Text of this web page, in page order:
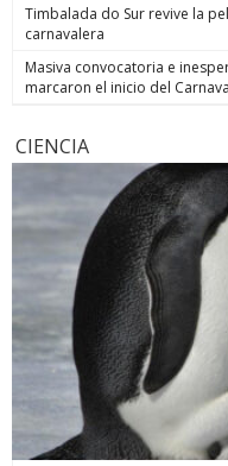
Timbalada do Sur revive la
carnavalera
Masiva convocatoria e
marcaron el inicio del
CIENCIA